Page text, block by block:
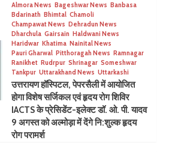
Almora News Bageshwar News Banbasa
Bdarinath Bhimtal Chamoli
Champawat News Dehradun News
Dharchula Gairsain Haldwani News
Haridwar Khatima Nainital News
Pauri Gharwal Pitthoragah News Ramnagar
Ranikhet Rudrpur Shrinagar Someshwar
Tankpur Uttarakhand News Uttarkashi
उत्तरायण हॉस्पिटल, पेपरसैली में आयोजित
होगा विशेष सर्जिकल एवं हृदय रोग शिविर
IACTS के प्रेसिडेंट-इलेक्ट डॉ. ओ. पी. यादव
9 अगस्त को अल्मोड़ा में देंगे नि:शुल्क हृदय
रोग परामर्श